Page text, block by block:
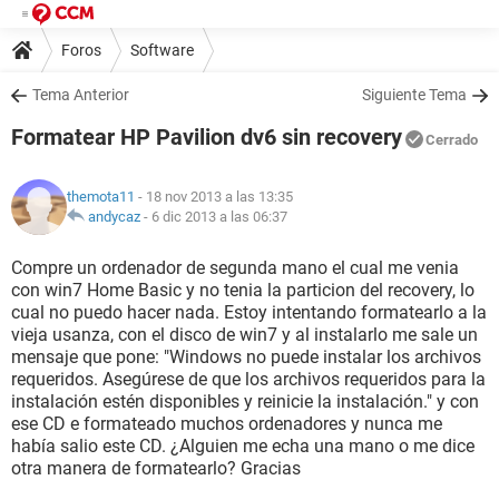
Foros Software
Tema Anterior Siguiente Tema
Formatear HP Pavilion dv6 sin recovery Cerrado
themota11 - 18 nov 2013 a las 13:35
andycaz - 6 dic 2013 a las 06:37
Compre un ordenador de segunda mano el cual me venia
con win7 Home Basic y no tenia la particion del recovery, lo
cual no puedo hacer nada. Estoy intentando formatearlo a la
vieja usanza, con el disco de win7 y al instalarlo me sale un
mensaje que pone: "Windows no puede instalar los archivos
requeridos. Asegúrese de que los archivos requeridos para la
instalación estén disponibles y reinicie la instalación." y con
ese CD e formateado muchos ordenadores y nunca me
había salio este CD. ¿Alguien me echa una mano o me dice
otra manera de formatearlo? Gracias